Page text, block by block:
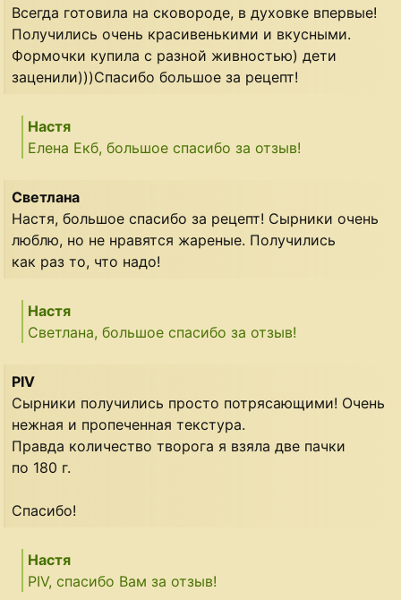
Всегда готовила на сковороде, в духовке впервые!
Получились очень красивенькими и вкусными.
Формочки купила с разной живностью) дети
заценили)))Спасибо большое за рецепт!
Настя
Елена Екб, большое спасибо за отзыв!
Светлана
Настя, большое спасибо за рецепт! Сырники очень
люблю, но не нравятся жареные. Получились
как раз то, что надо!
Настя
Светлана, большое спасибо за отзыв!
PIV
Сырники получились просто потрясающими! Очень
нежная и пропеченная текстура.
Правда количество творога я взяла две пачки
по 180 г.
Спасибо!
Настя
PIV, спасибо Вам за отзыв!